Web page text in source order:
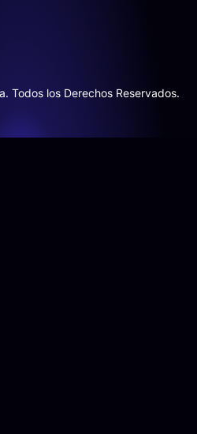
Todos los Derechos Reservados.